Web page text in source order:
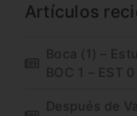
Artículos
Boca (1) –
BOC 1 – EST 0
Después de